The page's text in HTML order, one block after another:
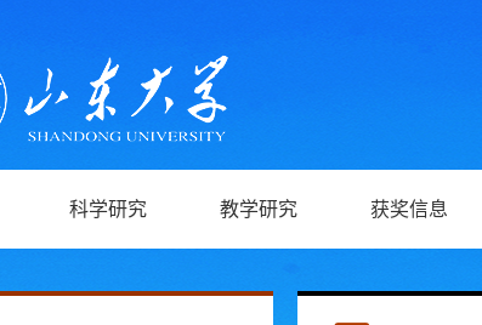
科学研究 教学研究 获奖信息